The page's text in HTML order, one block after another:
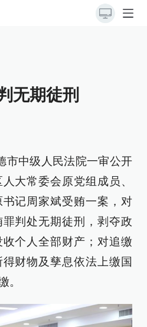
无期徒刑
市中级人民法院一审公开
大常委会原党组成员、
记周家斌受贿一案，对
判处无期徒刑，剥夺政
个人全部财产；对追缴
财物及孳息依法上缴国
。